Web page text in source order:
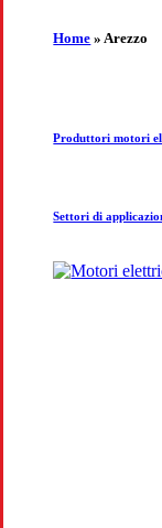
Home » Arezzo
Produttori motori
Settori di